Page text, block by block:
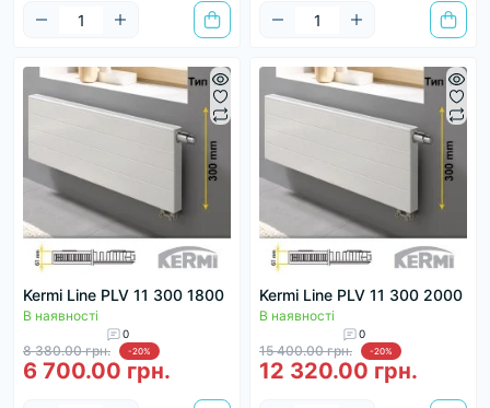
Kermi Line PLV 11 300 1800
В наявності
0
8 380.00 грн. -20%
6 700.00 грн.
Kermi Line PLV 11 300 2000
В наявності
0
15 400.00 грн. -20%
12 320.00 грн.